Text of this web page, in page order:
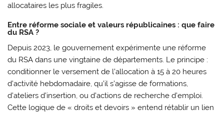
allocataires les plus fragiles.
Entre réforme sociale et valeurs républicaines : que faire
du RSA ?
Depuis 2023, le gouvernement expérimente une réforme
du RSA dans une vingtaine de départements. Le principe :
conditionner le versement de l’allocation à 15 à 20 heures
d’activité hebdomadaire, qu’il s’agisse de formations,
d’ateliers d’insertion, ou d’actions de recherche d’emploi.
Cette logique de « droits et devoirs » entend rétablir un lien